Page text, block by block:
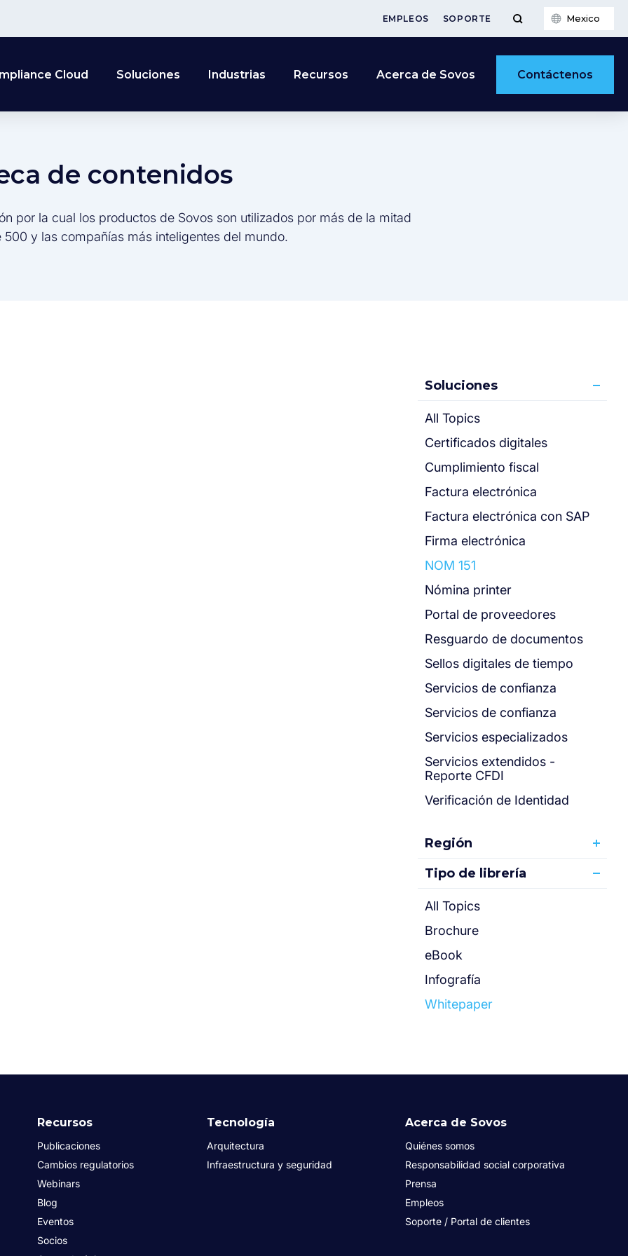
EMPLEOS SOPORTE Mexico
Cloud Soluciones Industrias Recursos Acerca de Sovos Contáctenos
de contenidos
por la cual los productos de Sovos son utilizados por más de la mitad
500 y las compañías más inteligentes del mundo.
Soluciones
All Topics
Certificados digitales
Cumplimiento fiscal
Factura electrónica
Factura electrónica con SAP
Firma electrónica
NOM 151
Nómina printer
Portal de proveedores
Resguardo de documentos
Sellos digitales de tiempo
Servicios de confianza
Servicios de confianza
Servicios especializados
Servicios extendidos -
Reporte CFDI
Verificación de Identidad
Región
Tipo de librería
All Topics
Brochure
eBook
Infografía
Whitepaper
Recursos
Publicaciones
Cambios regulatorios
Webinars
Blog
Eventos
Socios
Tecnología
Arquitectura
Infraestructura y seguridad
Acerca de Sovos
Quiénes somos
Responsabilidad social corporativa
Prensa
Empleos
Soporte / Portal de clientes